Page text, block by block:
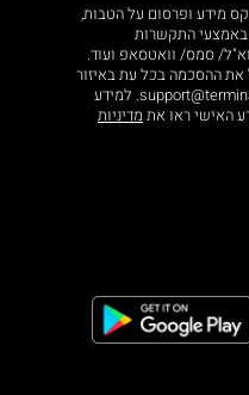
מידע ופרסום על הטבות,
באמצעי התקשרות
סמס/ וואטסאפ ועוד.
את ההסכמה בכל עת באיזור
האישי או בפנייה לsupport@terminalx.com. למידע
האישי ראו את מדיניות